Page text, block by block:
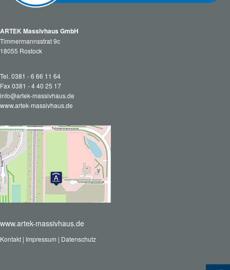
ARTEK Massivhaus GmbH
Timmermannsstrat 9c
18055 Rostock
Tel. 0381 - 6 66 11 64
Fax 0381 - 4 40 25 17
info@artek-massivhaus.de
www.artek-massivhaus.de
www.artek-massivhaus.de
Kontakt | Impressum | Datenschutz